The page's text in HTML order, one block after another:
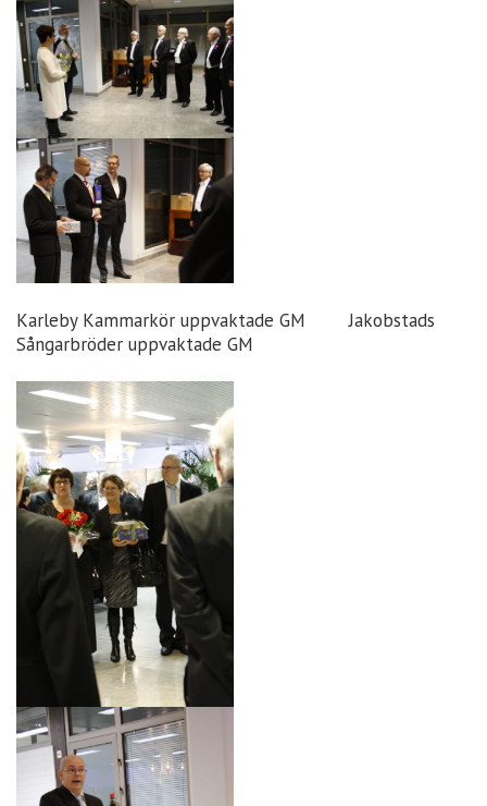
Karleby Kammarkör uppvaktade GM Jakobstads
Sångarbröder uppvaktade GM